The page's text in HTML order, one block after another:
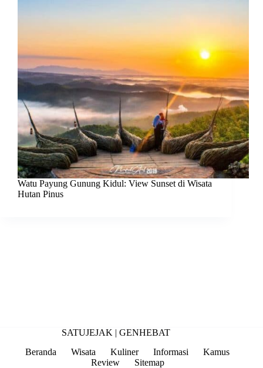
Watu Payung Gunung Kidul: View Sunset di Wisata
Hutan Pinus
SATUJEJAK | GENHEBAT
Beranda
Wisata Kuliner Informasi
Kamus
Review
Sitemap